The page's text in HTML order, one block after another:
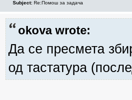
Subject: Re:Помош за задача
okova wrote:
Да се пресмета
од тастатура